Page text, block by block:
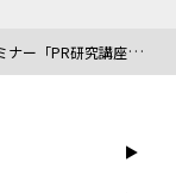
ビジネスメディアの最新勢力図と掲載ニーズ」12/23(金)開催